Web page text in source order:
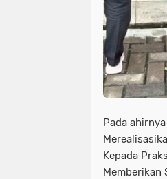
Pada
Kepada
Memberikan